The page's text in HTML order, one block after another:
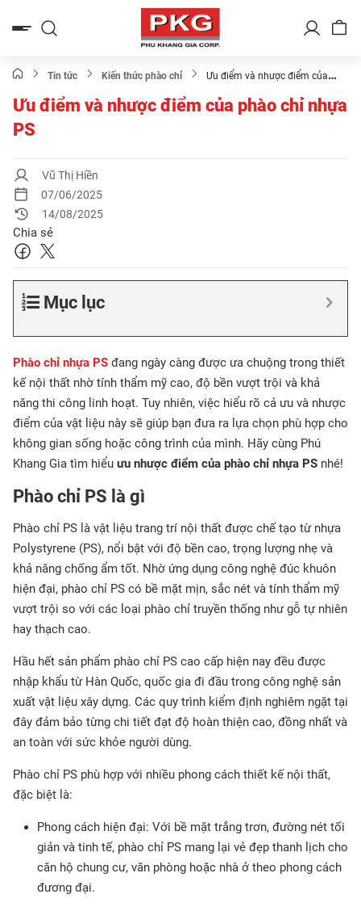
qua
Tin tức Kiến thức phào chỉ
Ưu điểm và nhược điểm của
phào chỉ nhựa PS
Ưu điểm và nhược điểm của phào chỉ nhựa
PS
Vũ Thị Hiền
07/06/2025
14/08/2025
Chia sẻ
Mục lục
Phào chỉ nhựa PS đang ngày càng được ưa chuộng trong thiết
kế nội thất nhờ tính thẩm mỹ cao, độ bền vượt trội và khả
năng thi công linh hoạt. Tuy nhiên, việc hiểu rõ cả ưu và nhược
điểm của vật liệu này sẽ giúp bạn đưa ra lựa chọn phù hợp cho
không gian sống hoặc công trình của mình. Hãy cùng Phú
Khang Gia tìm hiểu ưu nhược điểm của phào chỉ nhựa PS nhé!
Phào chỉ PS là gì
Phào chỉ PS là vật liệu trang trí nội thất được chế tạo từ nhựa
Polystyrene (PS), nổi bật với độ bền cao, trọng lượng nhẹ và
khả năng chống ẩm tốt. Nhờ ứng dụng công nghệ đúc khuôn
hiện đại, phào chỉ PS có bề mặt mịn, sắc nét và tính thẩm mỹ
vượt trội so với các loại phào chỉ truyền thống như gỗ tự nhiên
hay thạch cao.
Hầu hết sản phẩm phào chỉ PS cao cấp hiện nay đều được
nhập khẩu từ Hàn Quốc, quốc gia đi đầu trong công nghệ sản
xuất vật liệu xây dựng. Các quy trình kiểm định nghiêm ngặt tại
đây đảm bảo từng chi tiết đạt độ hoàn thiện cao, đồng nhất và
an toàn với sức khỏe người dùng.
Phào chỉ PS phù hợp với nhiều phong cách thiết kế nội thất,
đặc biệt là:
Phong cách hiện đại: Với bề mặt trắng trơn, đường nét tối
giản và tinh tế, phào chỉ PS mang lại vẻ đẹp thanh lịch cho
căn hộ chung cư, văn phòng hoặc nhà ở theo phong cách
đương đại.